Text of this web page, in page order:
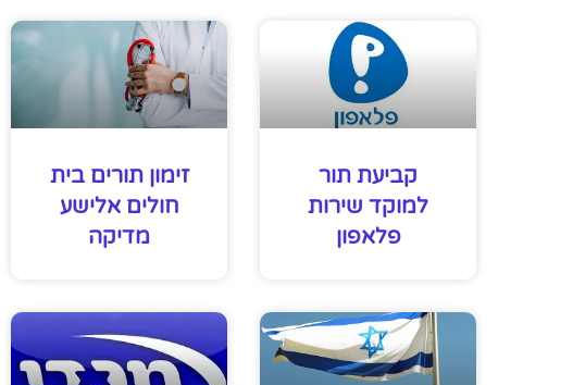
קביעת תור
למוקד שירות
פלאפון
זימון תורים בית
חולים אלישע
מדיקה